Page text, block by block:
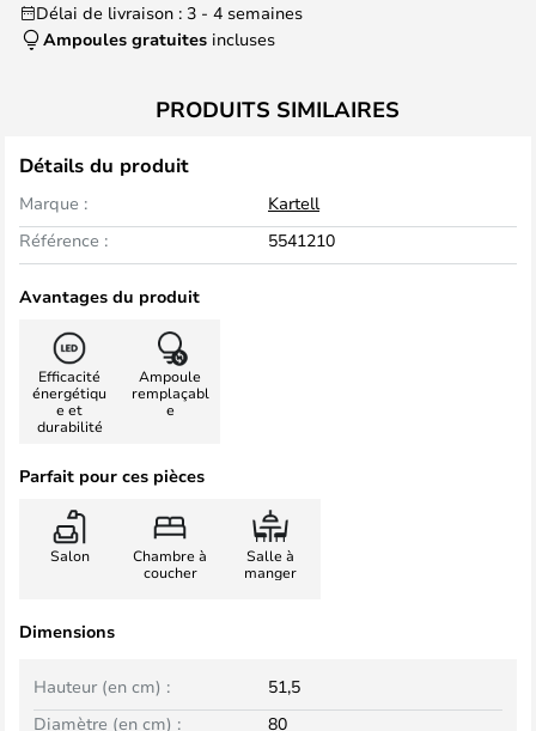
Délai de livraison : 3 - 4 semaines
Ampoules gratuites incluses
PRODUITS SIMILAIRES
Détails du produit
Marque :
Kartell
Référence :
5541210
Avantages du produit
Efficacité
énergétiqu
e et
durabilité
Ampoule
remplaçabl
e
Parfait pour ces pièces
Salon
Chambre à
coucher
Salle à
manger
Dimensions
Hauteur (en cm) :
51,5
Diamètre (en cm) :
80